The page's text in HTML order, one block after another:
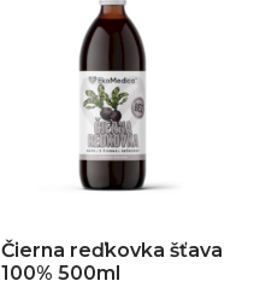
Čierna reďkovka šťava
100% 500ml